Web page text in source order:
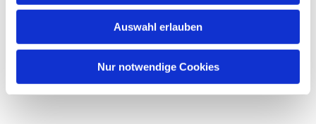
Auswahl erlauben
Nur notwendige Cookies